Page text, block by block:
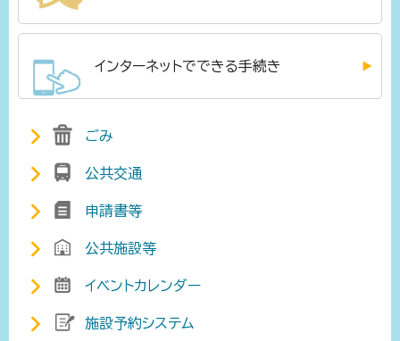
インターネットでできる手続き
ごみ
公共交通
申請書等
公共施設等
イベントカレンダー
施設予約システム